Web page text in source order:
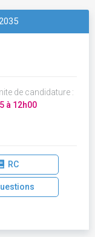
de candidature :
à 12h00
RC